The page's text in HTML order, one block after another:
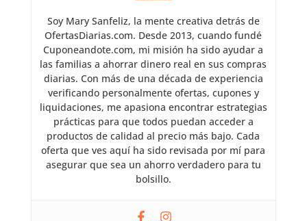
Soy Mary Sanfeliz, la mente creativa detrás de
OfertasDiarias.com. Desde 2013, cuando fundé
Cuponeandote.com, mi misión ha sido ayudar a
las familias a ahorrar dinero real en sus compras
diarias. Con más de una década de experiencia
verificando personalmente ofertas, cupones y
liquidaciones, me apasiona encontrar estrategias
prácticas para que todos puedan acceder a
productos de calidad al precio más bajo. Cada
oferta que ves aquí ha sido revisada por mí para
asegurar que sea un ahorro verdadero para tu
bolsillo.